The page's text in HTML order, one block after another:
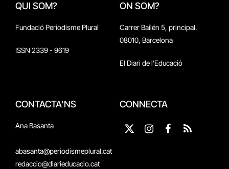
QUI SOM?
Fundació Periodisme Plural
ISSN 2339 - 9619
ON SOM?
Carrer Bailén 5, principal.
08010, Barcelona
El Diari de l'Educació
CONTACTA'NS
Ana Basanta
abasanta@periodismeplural.cat
redaccio@diarieducacio.cat
CONNECTA
X
Instagram
Facebook
RSS